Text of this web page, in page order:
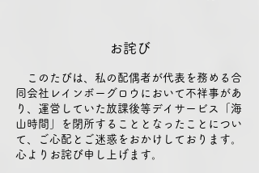
お詫び
このたびは、私の配偶者が代表を務める合
同会社レインボーグロウにおいて不祥事があ
り、運営していた放課後等デイサービス「海
山時間」を閉所することとなったことについ
て、ご心配とご迷惑をおかけしております。
心よりお詫び申し上げます。